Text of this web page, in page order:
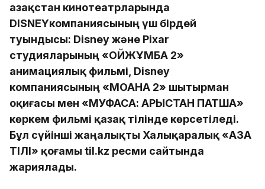
Қазақстан кинотеатрларында
DISNEYкомпаниясының үш бірдей
туындысы: Disney және Pixar
студияларының «ОЙЖҰМБАҚ 2»
анимациялық фильмі, Disney
компаниясының «МОАНА 2» шытырман
оқиғасы мен «МУФАСА: АРЫСТАН ПАТША»
көркем фильмі қазақ тілінде көрсетіледі.
Бұл сүйінші жаңалықты Халықаралық «ҚАЗАҚ
ТІЛІ» қоғамы til.kz ресми сайтында
жариялады.